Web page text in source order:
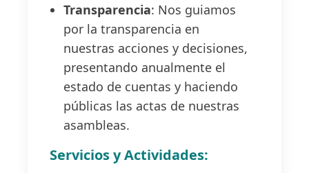
Transparencia: Nos guiamos
por la transparencia en
nuestras acciones y decisiones,
presentando anualmente el
estado de cuentas y haciendo
públicas las actas de nuestras
asambleas.
Servicios y Actividades: